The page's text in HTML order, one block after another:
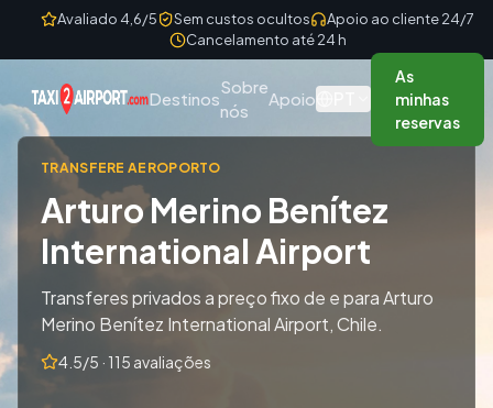
Skip to content
Avaliado 4,6/5 Sem custos ocultos
Apoio ao cliente 24/7
Cancelamento até 24 h
Destinos
Sobre
nós
Apoio
As
minhas
reservas
TRANSFERE AEROPORTO
Arturo Merino Benítez
International Airport
Transferes privados a preço fixo de e para Arturo
Merino Benítez International Airport, Chile.
4.5/5 · 115 avaliações